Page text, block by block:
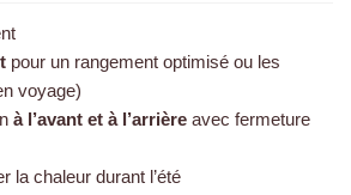
pour un rangement optimisé ou les
voyage)
à l’avant et à l’arrière avec fermeture
la chaleur durant l’été